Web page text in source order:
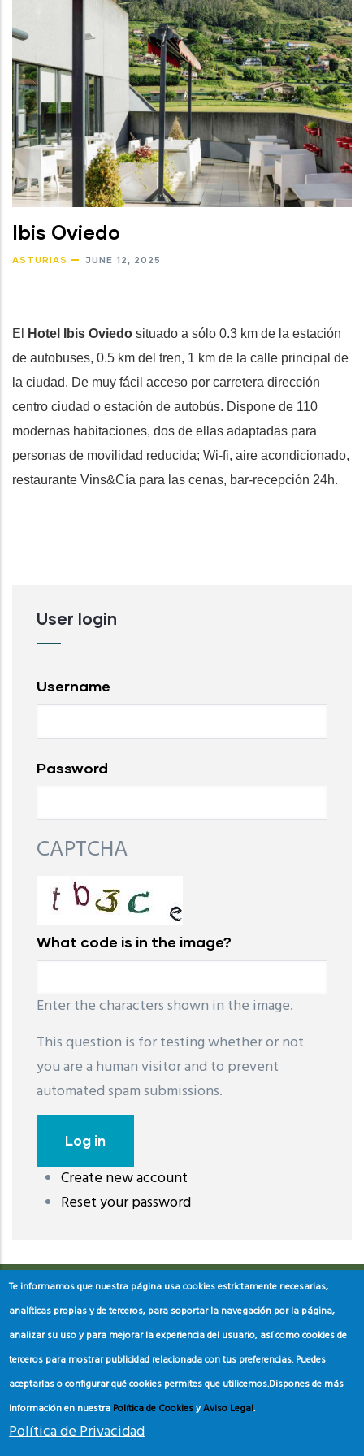
Ibis Oviedo
ASTURIAS JUNE 12, 2025
El Hotel Ibis Oviedo situado a sólo 0.3 km de la estación
de autobuses, 0.5 km del tren, 1 km de la calle principal de
la ciudad. De muy fácil acceso por carretera dirección
centro ciudad o estación de autobús. Dispone de 110
modernas habitaciones, dos de ellas adaptadas para
personas de movilidad reducida; Wi-fi, aire acondicionado,
restaurante Vins&Cía para las cenas, bar-recepción 24h.
User login
Username
Password
CAPTCHA
What code is in the image?
Enter the characters shown in the image.
This question is for testing whether or not
you are a human visitor and to prevent
automated spam submissions.
Create new account
Reset your password
레딧 다운로드coloring pages printable
download
Te informamos que nuestra página usa cookies estrictamente necesarias,
analíticas propias y de terceros, para soportar la navegación por la página,
analizar su uso y para mejorar la experiencia del usuario, así como cookies de
terceros para mostrar publicidad relacionada con tus preferencias. Puedes
aceptarlas o configurar qué cookies permites que utilicemos.Dispones de más
información en nuestra Política de CookiesyAviso Legal.
Política de Privacidad